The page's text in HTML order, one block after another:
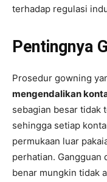
terhadap regulasi
Pentingnya
Prosedur gowning
mengendalikan
sebagian besar tidak
sehingga setiap
permukaan luar
perhatian. Gangguan
benar mungkin tidak